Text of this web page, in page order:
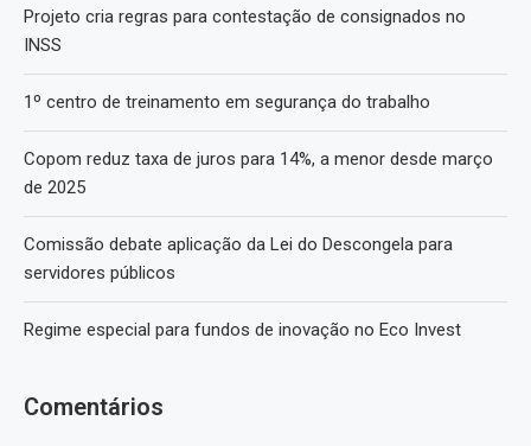
Projeto cria regras para contestação de consignados no
INSS
1º centro de treinamento em segurança do trabalho
Copom reduz taxa de juros para 14%, a menor desde março
de 2025
Comissão debate aplicação da Lei do Descongela para
servidores públicos
Regime especial para fundos de inovação no Eco Invest
Comentários